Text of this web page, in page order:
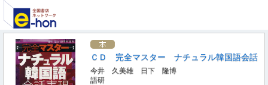
ＣＤ 完全マスター ナチュラル韓国語会話
今井 久美雄 日下 隆博
語研